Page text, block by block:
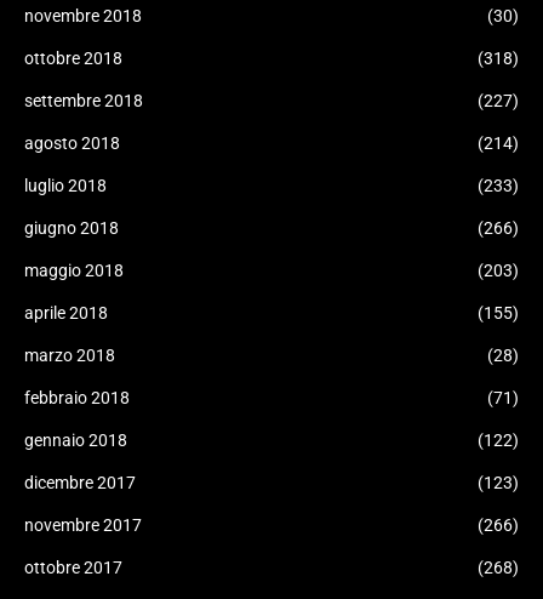
novembre 2018 (30)
ottobre 2018 (318)
settembre 2018 (227)
agosto 2018 (214)
luglio 2018 (233)
giugno 2018 (266)
maggio 2018 (203)
aprile 2018 (155)
marzo 2018 (28)
febbraio 2018 (71)
gennaio 2018 (122)
dicembre 2017 (123)
novembre 2017 (266)
ottobre 2017 (268)